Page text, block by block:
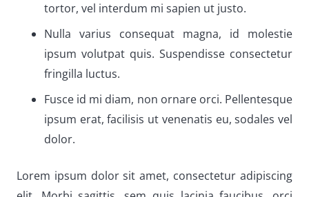
tortor, vel interdum mi sapien ut justo.
Nulla varius consequat magna, id molestie
ipsum volutpat quis. Suspendisse consectetur
fringilla luctus.
Fusce id mi diam, non ornare orci. Pellentesque
ipsum erat, facilisis ut venenatis eu, sodales vel
dolor.
Lorem ipsum dolor sit amet, consectetur adipiscing